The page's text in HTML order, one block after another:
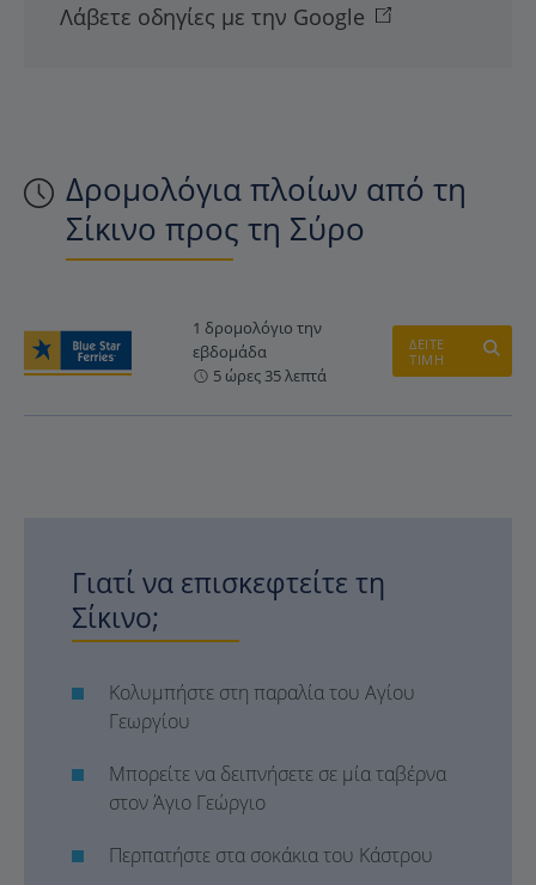
Δρομολόγια πλοίων από τη
Σίκινο προς τη Σύρο
1 δρομολόγιο την
εβδομάδα
5 ώρες 35 λεπτά
ΔΕΙΤΕ
ΤΙΜΗ
Γιατί να επισκεφτείτε τη
Σίκινο;
Κολυμπήστε στη παραλία του Αγίου
Γεωργίου
Μπορείτε να δειπνήσετε σε μία ταβέρνα
στον Άγιο Γεώργιο
Περπατήστε στα σοκάκια του Κάστρου
Λάβετε οδηγίες με την Google